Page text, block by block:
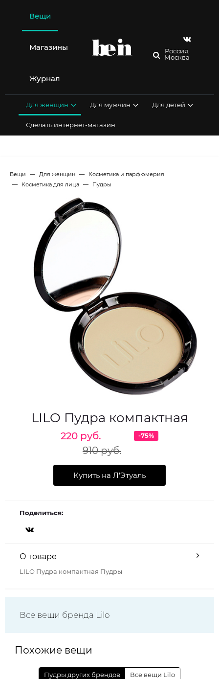
содержимому
Вещи
Магазины
Журнал
Россия,
Москва
Для женщин Для мужчин Для детей
Сделать интернет-магазин
Вещи Для женщин
Косметика и парфюмерия
Косметика для лица
Пудры
LILO Пудра компактная
220 руб.
910 руб.
-75%
Купить на Л'Этуаль
Поделиться:
О товаре
LILO Пудра компактная Пудры
Все вещи бренда Lilo
Похожие вещи
Пудры других брендов Все вещи Lilo